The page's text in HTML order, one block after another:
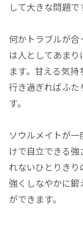
して大きな問題で
何かトラブルが合
は人としてあま
ます。甘える気持
行き過ぎればふた
す。
ソウルメイトが
けで自立できる
れないひとりきり
強くしなやかに鍛
ができます。